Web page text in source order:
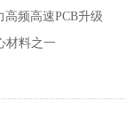
频高速PCB升级
材料之一